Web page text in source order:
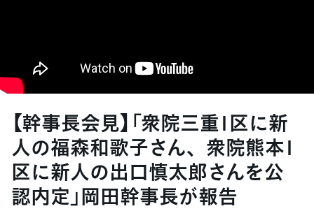
【幹事長会見】「衆院三重1区に新
人の福森和歌子さん、衆院熊本1
区に新人の出口慎太郎さんを公
認内定」岡田幹事長が報告